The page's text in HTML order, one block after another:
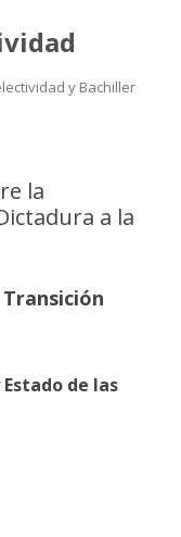
y Bachiller
la
a la
de las